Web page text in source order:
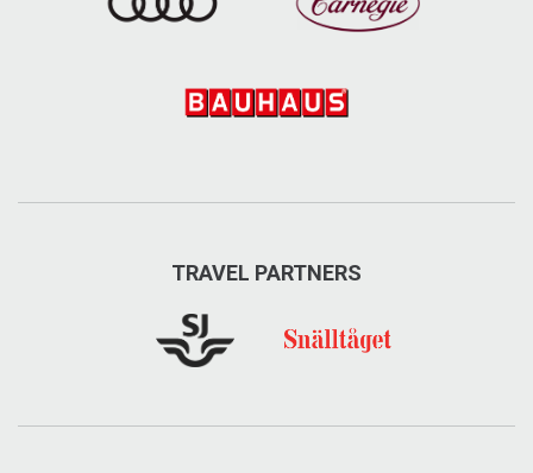
TRAVEL PARTNERS